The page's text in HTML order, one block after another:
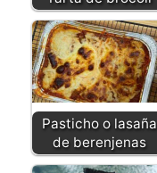
Pasticho o lasaña
de berenjenas